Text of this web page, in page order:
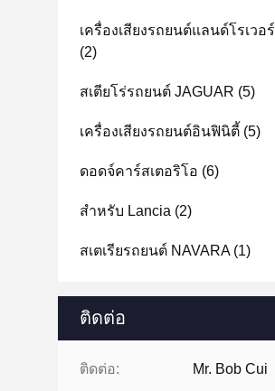
เครื่องเสียงรถยนต์แลนด์โรเวอร์
(2)
สเตียโร่รถยนต์ JAGUAR (5)
เครื่องเสียงรถยนต์อินฟินิตี้ (5)
ดอดจ์คาร์สเตอริโอ (6)
สําหรับ Lancia (2)
สเตเรียรถยนต์ NAVARA(1)
ติดต่อ
ติดต่อ: Mr. Bob Cui